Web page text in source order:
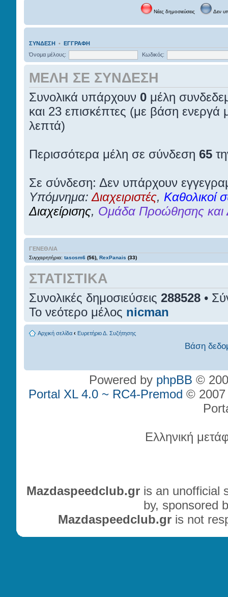
Νέες δημοσιεύσεις Δεν
ΣΎΝΔΕΣΗ• ΕΓΓΡΑΦΉ
Όνομα μέλους:
Κωδικός:
ΜΈΛΗ ΣΕ ΣΎΝΔΕΣΗ
Συνολικά υπάρχουν 0μέλη
και 23 επισκέπτες (με βάση ενεργά
λεπτά)
Περισσότερα μέλη σε σύνδεση 65
Σε σύνδεση: Δεν υπάρχουν
Υπόμνημα:Διαχειριστές, Καθολικοί
Διαχείρισης, Ομάδα Προώθησης και
ΓΕΝΈΘΛΙΑ
Συγχαρητήρια: tasosm6(56), RexPanais (33)
ΣΤΑΤΙΣΤΙΚΆ
Συνολικές δημοσιεύσεις 288528•
Το νεότερο μέλος nicman
Αρχική σελίδα ‹ Ευρετήριο Δ. Συζήτησης
Βάση
Powered by phpBB ©
Portal XL 4.0 ~ RC4-Premod © 2007
Ελληνική
Mazdaspeedclub.gris an unofficial
by, sponsored
Mazdaspeedclub.gris not